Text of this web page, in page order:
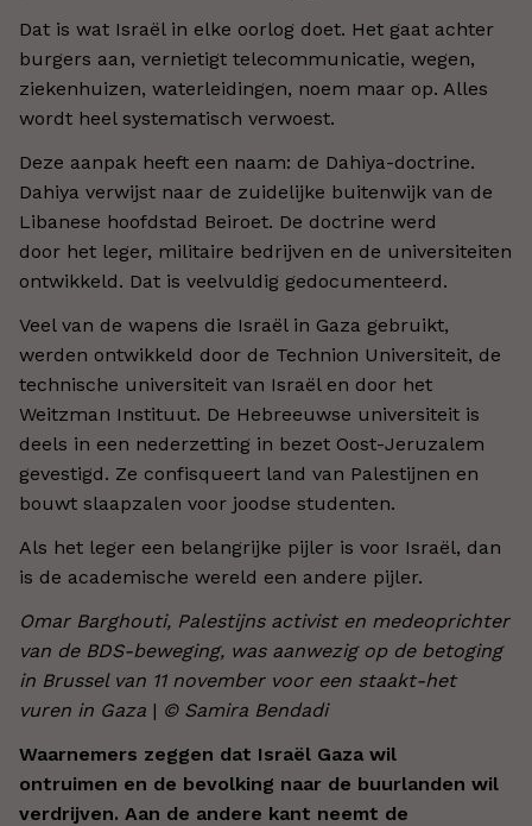
Dat is wat Israël in elke oorlog doet. Het gaat achter
burgers aan, vernietigt telecommunicatie, wegen,
ziekenhuizen, waterleidingen, noem maar op. Alles
wordt heel systematisch verwoest.
Deze aanpak heeft een naam: de Dahiya-doctrine.
Dahiya verwijst naar de zuidelijke buitenwijk van de
Libanese hoofdstad Beiroet. De doctrine werd
door het leger, militaire bedrijven en de universiteiten
ontwikkeld. Dat is veelvuldig gedocumenteerd.
Veel van de wapens die Israël in Gaza gebruikt,
werden ontwikkeld door de Technion Universiteit, de
technische universiteit van Israël en door het
Weitzman Instituut. De Hebreeuwse universiteit is
deels in een nederzetting in bezet Oost-Jeruzalem
gevestigd. Ze confisqueert land van Palestijnen en
bouwt slaapzalen voor joodse studenten.
Als het leger een belangrijke pijler is voor Israël, dan
is de academische wereld een andere pijler.
Omar Barghouti, Palestijns activist en medeoprichter
van de BDS-beweging, was aanwezig op de betoging
in Brussel van 11 november voor een staakt-het
vuren in Gaza | © Samira Bendadi
Waarnemers zeggen dat Israël Gaza wil
ontruimen en de bevolking naar de buurlanden wil
verdrijven. Aan de andere kant neemt de